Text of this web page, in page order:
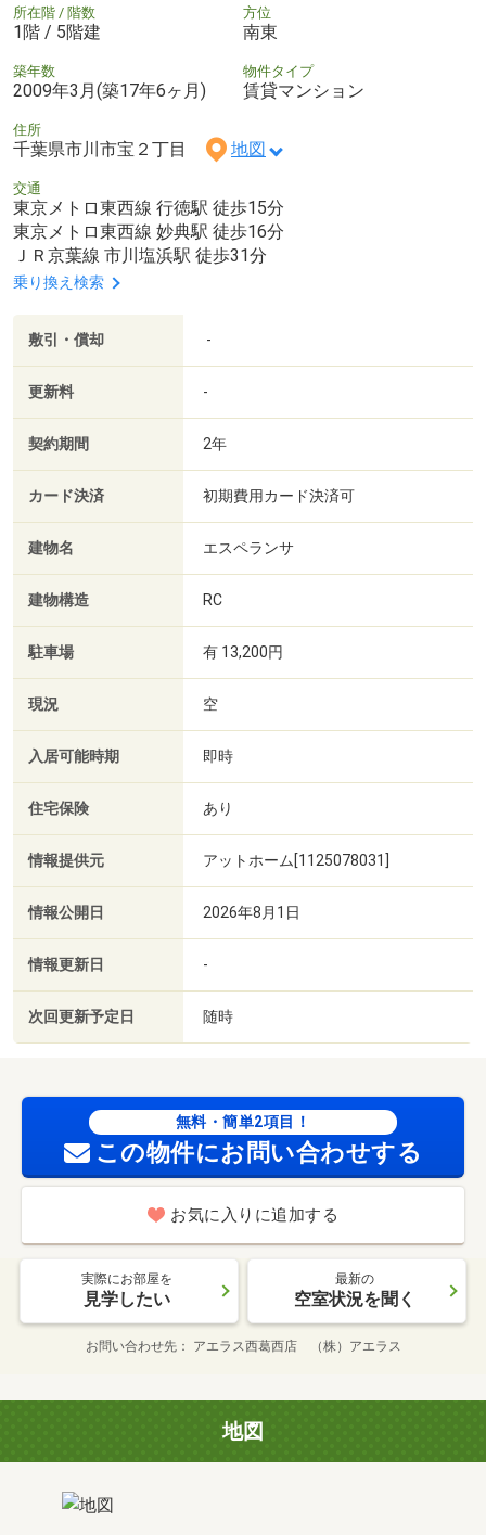
所在階 / 階数
1階 / 5階建
方位
南東
築年数
2009年3月(築17年6ヶ月)
物件タイプ
賃貸マンション
住所
千葉県市川市宝２丁目 地図
交通
東京メトロ東西線 行徳駅 徒歩15分
東京メトロ東西線 妙典駅 徒歩16分
ＪＲ京葉線 市川塩浜駅 徒歩31分
乗り換え検索
敷引・償却 -
更新料 -
契約期間 2年
カード決済 初期費用カード決済可
建物名 エスペランサ
建物構造 RC
駐車場 有 13,200円
現況 空
入居可能時期 即時
住宅保険 あり
情報提供元 アットホーム[1125078031]
情報公開日 2026年8月1日
情報更新日 -
次回更新予定日 随時
無料・簡単2項目！
この物件にお問い合わせする
お気に入りに追加する
実際にお部屋を
見学したい
最新の
空室状況を聞く
お問い合わせ先 アエラス西葛西店 （株）アエラス
地図